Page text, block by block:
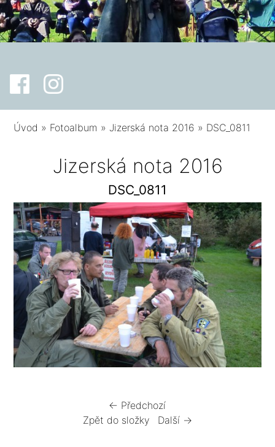
Úvod » Fotoalbum » Jizerská nota 2016 » DSC_0811
Jizerská nota 2016
DSC_0811
← Předchozí
Zpět do složky
Další →